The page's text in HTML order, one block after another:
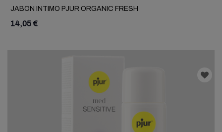
JABON INTIMO PJUR ORGANIC FRESH
14,05 €